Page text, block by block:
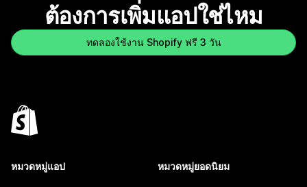
ต้องการเพิ่มแอปใช่ไหม
ทดลองใช้งาน Shopify ฟรี 3 วัน
หมวดหมู่แอป หมวดหมู่ยอดนิยม